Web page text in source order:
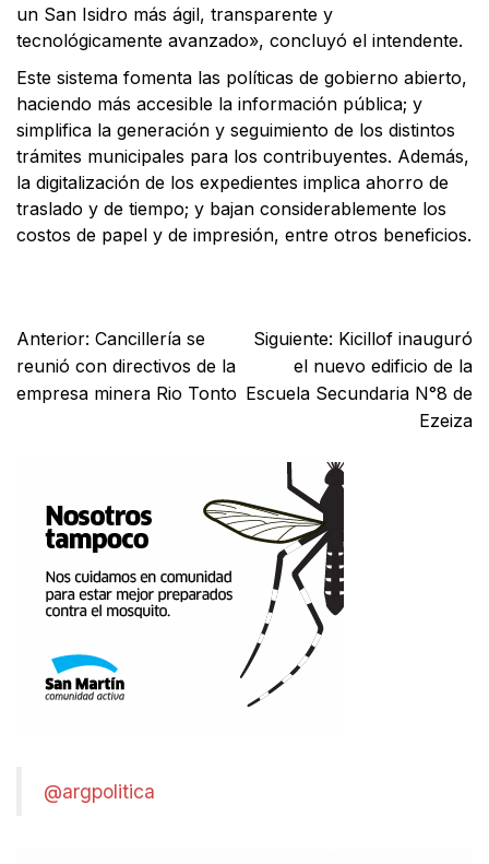
un San Isidro más ágil, transparente y
tecnológicamente avanzado», concluyó el intendente.
Este sistema fomenta las políticas de gobierno abierto,
haciendo más accesible la información pública; y
simplifica la generación y seguimiento de los distintos
trámites municipales para los contribuyentes. Además,
la digitalización de los expedientes implica ahorro de
traslado y de tiempo; y bajan considerablemente los
costos de papel y de impresión, entre otros beneficios.
Anterior: Cancillería se
reunió con directivos de la
empresa minera Rio Tonto
Siguiente: Kicillof inauguró
el nuevo edificio de la
Escuela Secundaria N°8 de
Ezeiza
@argpolitica